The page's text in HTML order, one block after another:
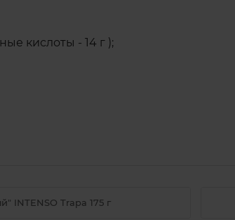
кислоты - 14 г );
INTENSO Trapa 175 г